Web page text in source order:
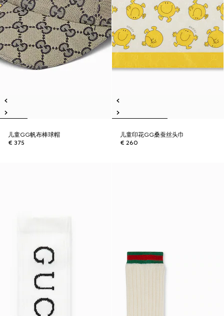
儿童GG帆布棒球帽
€ 375
儿童印花GG桑蚕丝头巾
€ 260